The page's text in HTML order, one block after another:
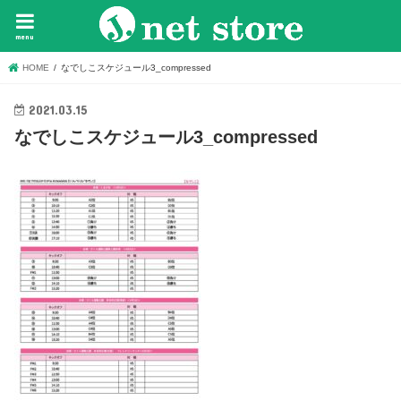
menu
HOME なでしこスケジュール3_compressed
2021.03.15
なでしこスケジュール3_compressed